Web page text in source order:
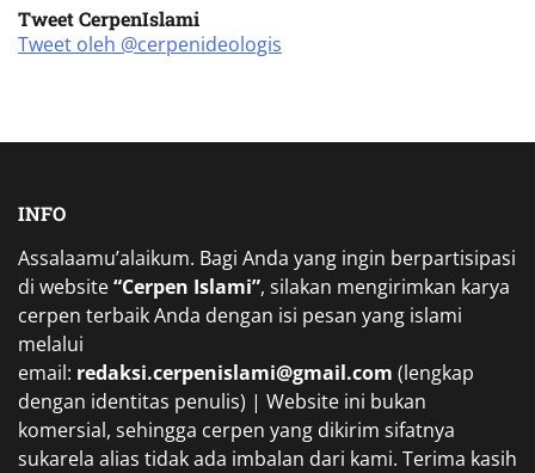
Tweet CerpenIslami
Tweet oleh @cerpenideologis
INFO
Assalaamu’alaikum. Bagi Anda yang ingin berpartisipasi
di website“Cerpen Islami”, silakan mengirimkan karya
cerpen terbaik Anda dengan isi pesan yang islami
melalui
email: redaksi.cerpenislami@gmail.com (lengkap
dengan identitas penulis) | Website ini bukan
komersial, sehingga cerpen yang dikirim sifatnya
sukarela alias tidak ada imbalan dari kami. Terima kasih